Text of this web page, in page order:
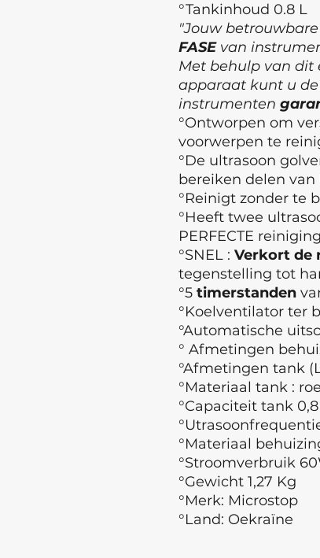
°Tankinhoud 0.8 L
"Jouw
FASE van
Met behulp van
apparaat kunt u de
instrumenten
°Ontworpen om
voorwerpen te
°De ultrasoon
bereiken delen van
°Reinigt zonder te
°Heeft twee
PERFECTE
°SNEL : Verkort de
tegenstelling tot
°5 timerstanden
°Koelventilator ter
°Automatische
° Afmetingen
°Afmetingen tank
°Materiaal tank :
°Capaciteit tank
°Materiaal
°Stroomverbruik
°Gewicht 1,27 Kg
°Merk: Microstop
°Land: Oekraïne